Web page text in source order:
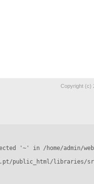
Copyright (c)
'~' in /home/admin/
public_html/libraries/